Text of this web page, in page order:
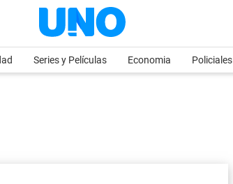
Series y Películas Economia Policiales